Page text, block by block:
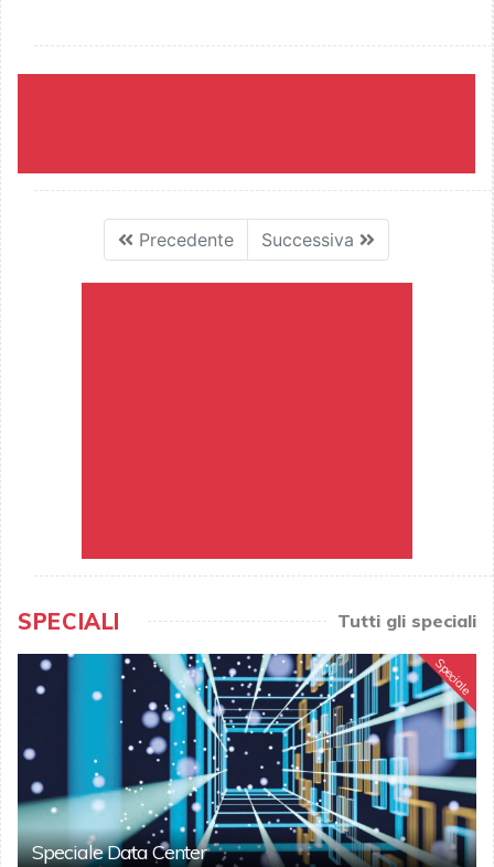
Precedente Successiva
SPECIALI Tutti gli speciali
Speciale
Speciale Data Center